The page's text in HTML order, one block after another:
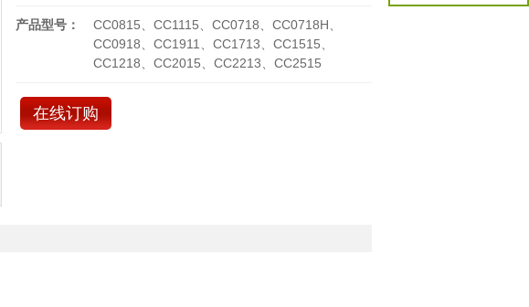
产品型号：
CC0815、CC1115、CC0718、CC0718H、
CC0918、CC1911、CC1713、CC1515、
CC1218、CC2015、CC2213、CC2515
在线订购